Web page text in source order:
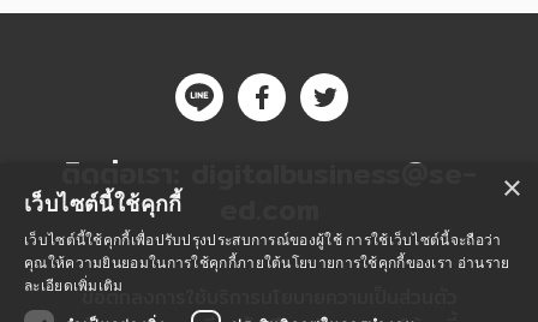
ติดต่อเรา: digitalbusiness@se-
ข้อตกลงการใช้บริการ
×
เว็บไซต์นี้ใช้คุกกี้
เว็บไซต์นี้ใช้คุกกี้เพื่อปรับปรุงประสบการณ์ของผู้ใช้ การใช้เว็บไซต์นี้จะถือว่า
คุณให้ความยินยอมในการใช้คุกกี้ภายใต้นโยบายการใช้คุกกี้ของเรา อ่านราย
ละเอียดเพิ่มเติม